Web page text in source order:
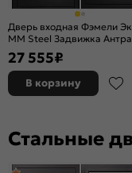
Вес, кг:
Дверь входная Фэмели
ММ Steel Задвижка
букле/Антрацит букле, 2
замка, с ночной задвижкой
27 555₽
В корзину
Стальные